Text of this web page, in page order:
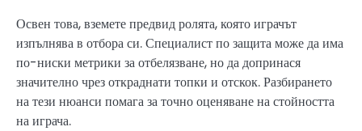
Освен това, вземете предвид ролята, която играчът
изпълнява в отбора си. Специалист по защита може да има
по-ниски метрики за отбелязване, но да допринася
значително чрез откраднати топки и отскок. Разбирането
на тези нюанси помага за точно оценяване на стойността
на играча.